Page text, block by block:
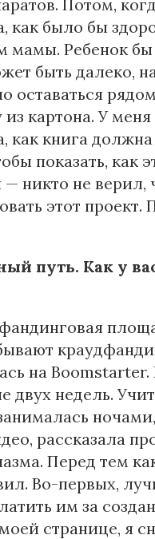
Потом,
как было бы
Ребенок бы
быть далеко,
оставаться
картона. У
как книга
показать, как
никто не верил,
этот проект.
путь. Как у
на Boomstarter.
недель.
рассказала
Перед тем
Во-первых,
им за
странице, я